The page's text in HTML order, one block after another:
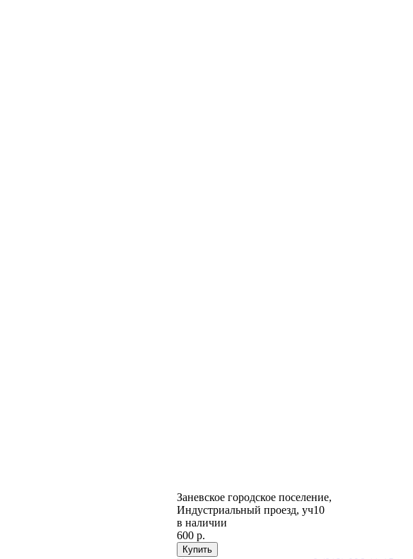
Заневское городское поселение,
Индустриальный проезд, уч10
в наличии
600 р.